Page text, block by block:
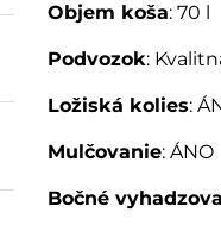
Objem koša: 70 l
Podvozok:
Ložiská kolies:
Mulčovanie: ÁNO
Bočné